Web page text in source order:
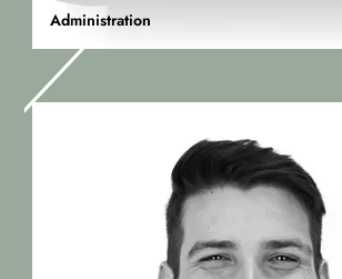
Administration